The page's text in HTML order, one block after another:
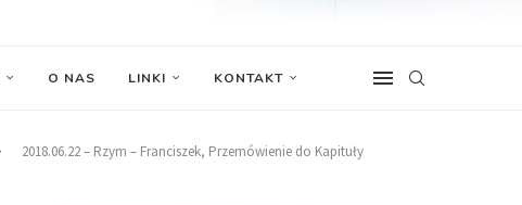
O NAS LINKI KONTAKT
2018.06.22 – Rzym – Franciszek, Przemówienie do Kapituły